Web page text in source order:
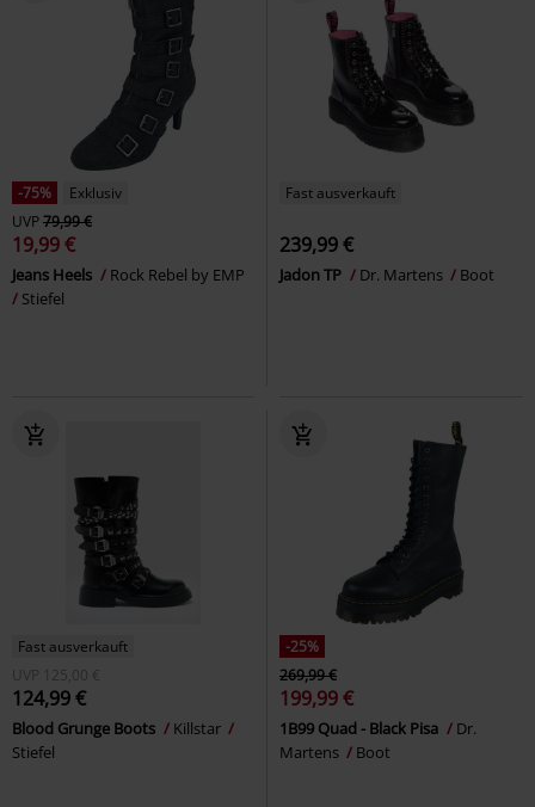
-75%
Exklusiv
UVP79,99 €
19,99 €
Jeans Heels
Rock Rebel by EMP
Stiefel
Fast ausverkauft
239,99 €
Jadon TP Dr. Martens Boot
Fast ausverkauft
UVP
125,00 €
124,99 €
Blood Grunge Boots
Killstar
Stiefel
-25%
269,99 €
199,99 €
1B99 Quad - Black Pisa
Dr.
Martens
Boot